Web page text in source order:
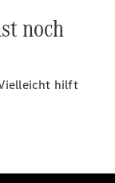
noch
hilft